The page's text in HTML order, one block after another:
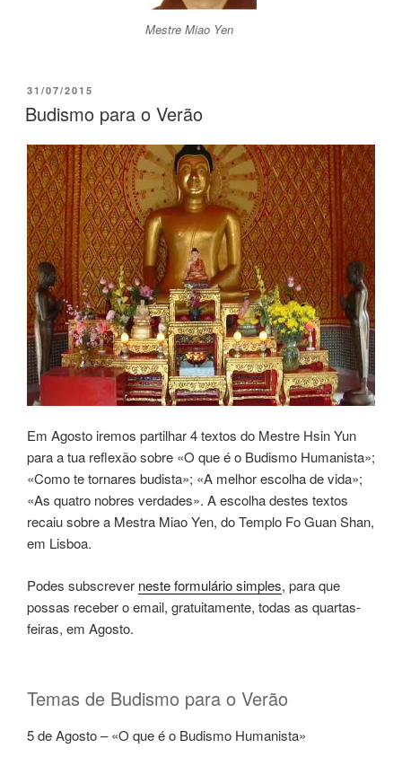
Mestre Miao Yen
31/07/2015
Budismo para o Verão
Em Agosto iremos partilhar 4 textos do Mestre Hsin Yun
para a tua reflexão sobre «O que é o Budismo Humanista»;
«Como te tornares budista»; «A melhor escolha de vida»;
«As quatro nobres verdades». A escolha destes textos
recaiu sobre a Mestra Miao Yen, do Templo Fo Guan Shan,
em Lisboa.
Podes subscrever neste formulário simples, para que
possas receber o email, gratuitamente, todas as quartas-
feiras, em Agosto.
Temas de Budismo para o Verão
5 de Agosto – «O que é o Budismo Humanista»